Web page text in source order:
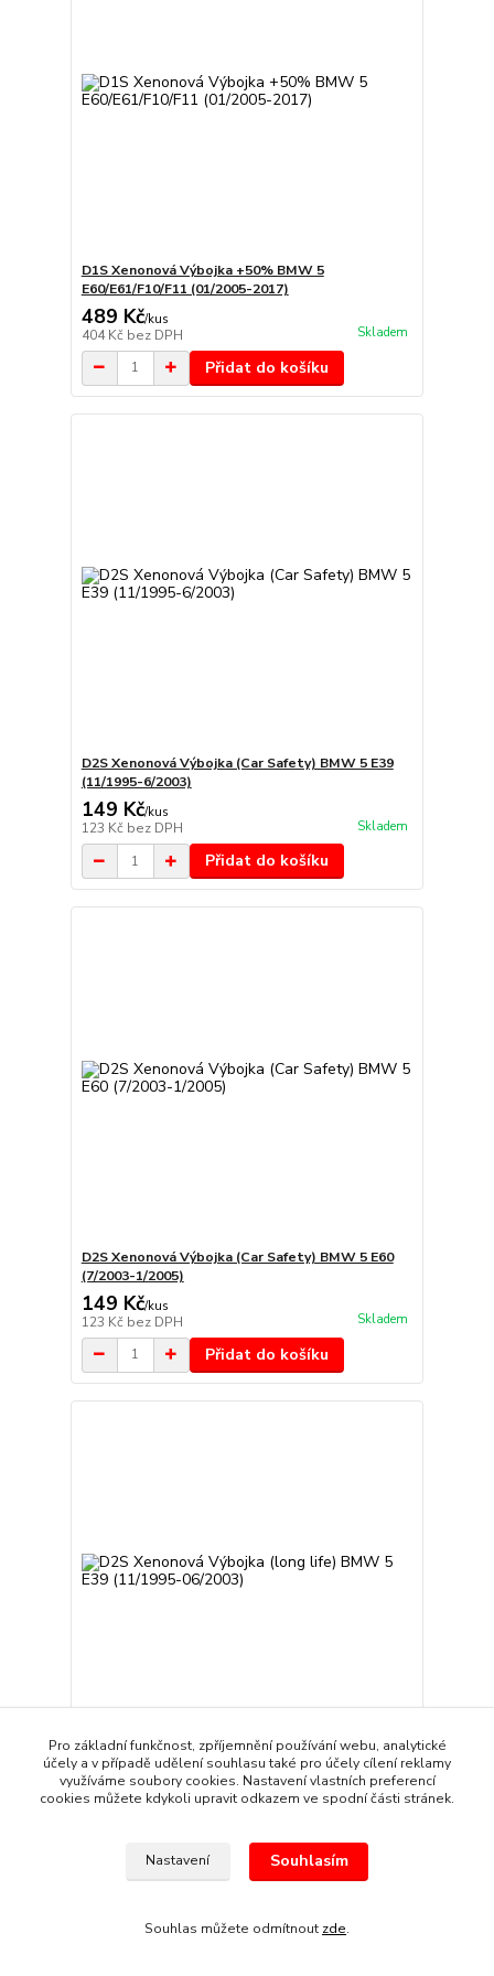
D1S Xenonová Výbojka +50% BMW 5
E60/E61/F10/F11 (01/2005-2017)
489 Kč/kus
404 Kč bez DPH Skladem
Přidat do košíku
D2S Xenonová Výbojka (Car Safety) BMW 5 E39
(11/1995-6/2003)
149 Kč/kus
123 Kč bez DPH Skladem
Přidat do košíku
D2S Xenonová Výbojka (Car Safety) BMW 5 E60
(7/2003-1/2005)
149 Kč/kus
123 Kč bez DPH Skladem
Přidat do košíku
D2S Xenonová Výbojka (long life) BMW 5 E39
(11/1995-06/2003)
369 Kč /kus
Přidat do košíku
Pro základní funkčnost, zpříjemnění používání webu, analytické
účely a v případě udělení souhlasu také pro účely cílení reklamy
využíváme soubory cookies. Nastavení vlastních preferencí
cookies můžete kdykoli upravit odkazem ve spodní části stránek.
Nastavení Souhlasím
Souhlas můžete odmítnout zde.